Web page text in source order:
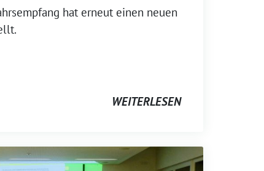
hat erneut einen neuen
WEITERLESEN